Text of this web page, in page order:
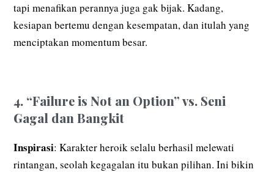
tapi menafikan perannya juga gak bijak. Kadang,
kesiapan bertemu dengan kesempatan, dan itulah yang
menciptakan momentum besar.
4. “Failure is Not an Option” vs. Seni
Gagal dan Bangkit
Inspirasi: Karakter heroik selalu berhasil melewati
rintangan, seolah kegagalan itu bukan pilihan. Ini bikin